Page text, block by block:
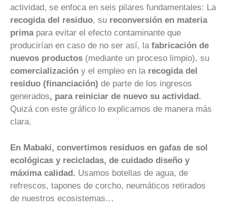
actividad, se enfoca en seis pilares fundamentales: La
recogida del residuo, su reconversión en materia
primapara evitar el efecto contaminante que
producirían en caso de no ser así, la fabricación de
nuevos productos (mediante un proceso limpio), su
comercialización y el empleo en la recogida del
residuo (financiación) de parte de los ingresos
generados, para reiniciar de nuevo su actividad.
Quizá con este gráfico lo explicamos de manera más
clara.
En Mabaki, convertimos residuos en gafas de sol
ecológicas y recicladas, de cuidado diseño y
máxima calidad. Usamos botellas de agua, de
refrescos, tapones de corcho, neumáticos retirados
de nuestros ecosistemas…